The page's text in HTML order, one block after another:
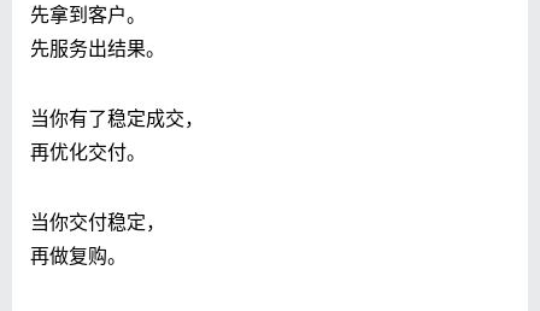
先拿到客户。
先服务出结果。
当你有了稳定成交，
再优化交付。
当你交付稳定，
再做复购。